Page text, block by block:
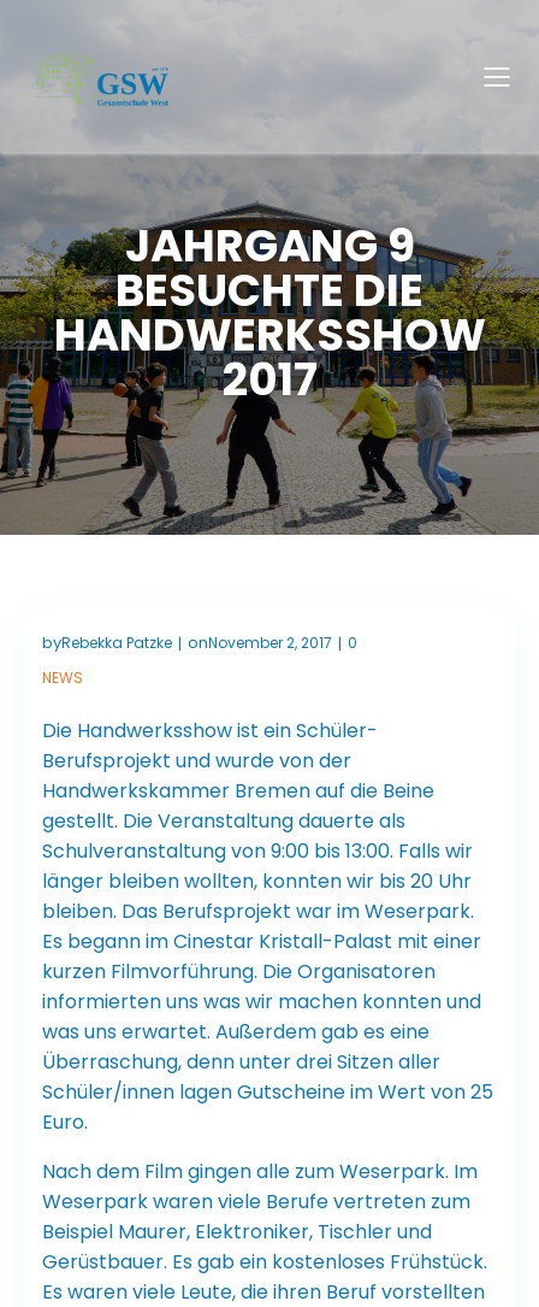
JAHRGANG 9
BESUCHTE DIE
HANDWERKSSHOW
2017
byRebekka Patzke | onNovember 2, 2017 | 0
NEWS
Die Handwerksshow ist ein Schüler-
Berufsprojekt und wurde von der
Handwerkskammer Bremen auf die Beine
gestellt. Die Veranstaltung dauerte als
Schulveranstaltung von 9:00 bis 13:00. Falls wir
länger bleiben wollten, konnten wir bis 20 Uhr
bleiben. Das Berufsprojekt war im Weserpark.
Es begann im Cinestar Kristall-Palast mit einer
kurzen Filmvorführung. Die Organisatoren
informierten uns was wir machen konnten und
was uns erwartet. Außerdem gab es eine
Überraschung, denn unter drei Sitzen aller
Schüler/innen lagen Gutscheine im Wert von 25
Euro.
Nach dem Film gingen alle zum Weserpark. Im
Weserpark waren viele Berufe vertreten zum
Beispiel Maurer, Elektroniker, Tischler und
Gerüstbauer. Es gab ein kostenloses Frühstück.
Es waren viele Leute, die ihren Beruf vorstellten